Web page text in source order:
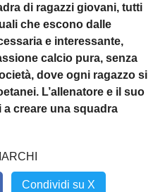
di ragazzi giovani, tutti
che escono dalle
e interessante,
calcio pura, senza
dove ogni ragazzo si
L’allenatore e il suo
creare una squadra
Condividi su X